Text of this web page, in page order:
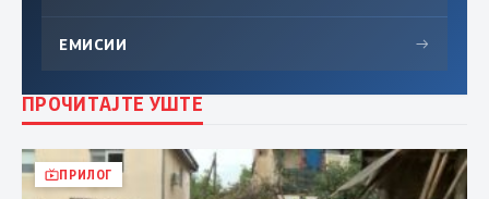
ЕМИСИИ →
ПРОЧИТАЈТЕ УШТЕ
ПРИЛОГ